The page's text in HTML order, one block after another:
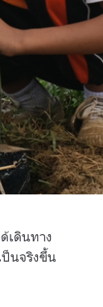
เดินทาง
ป็นจริงขึ้น